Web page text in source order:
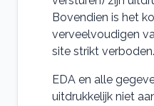
Bovendien is het
verveelvoudigen
site strikt verboden.
EDA en alle
uitdrukkelijk niet